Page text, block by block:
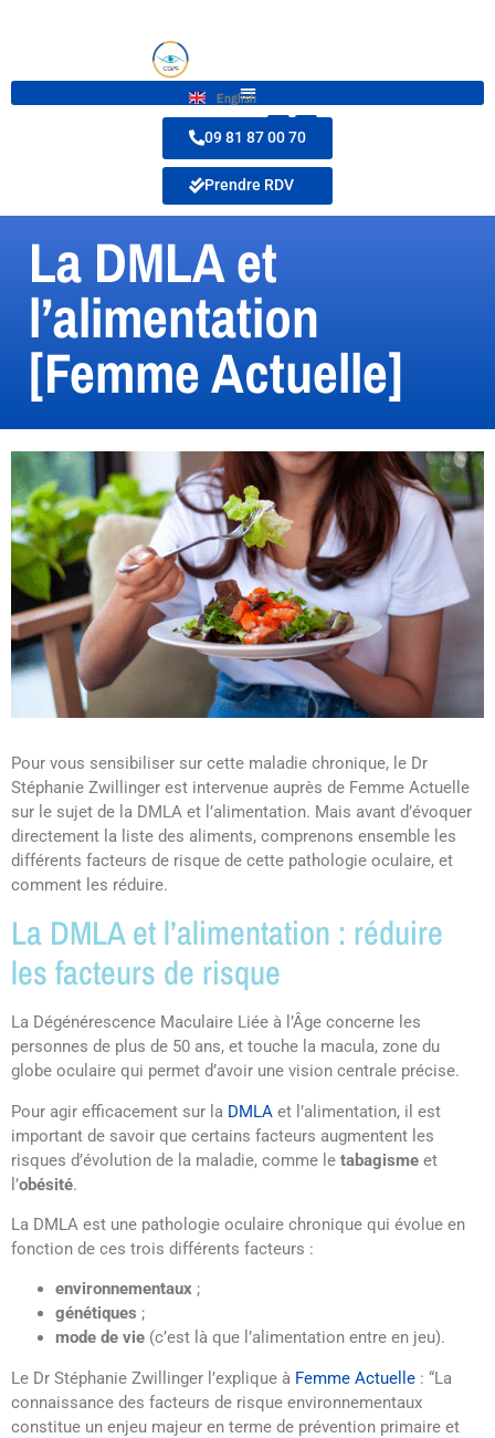
English
09 81 87 00 70
Prendre RDV
La DMLA et
l’alimentation
[Femme Actuelle]
Pour vous sensibiliser sur cette maladie chronique, le Dr
Stéphanie Zwillinger est intervenue auprès de Femme Actuelle
sur le sujet de la DMLA et l’alimentation. Mais avant d’évoquer
directement la liste des aliments, comprenons ensemble les
différents facteurs de risque de cette pathologie oculaire, et
comment les réduire.
La DMLA et l’alimentation : réduire
les facteurs de risque
La Dégénérescence Maculaire Liée à l’Âge concerne les
personnes de plus de 50 ans, et touche la macula, zone du
globe oculaire qui permet d’avoir une vision centrale précise.
Pour agir efficacement sur la DMLA et l’alimentation, il est
important de savoir que certains facteurs augmentent les
risques d’évolution de la maladie, comme le tabagisme et
l’obésité.
La DMLA est une pathologie oculaire chronique qui évolue en
fonction de ces trois différents facteurs :
environnementaux ;
génétiques ;
mode de vie (c’est là que l’alimentation entre en jeu).
Le Dr Stéphanie Zwillinger l’explique à Femme Actuelle : “La
connaissance des facteurs de risque environnementaux
constitue un enjeu majeur en terme de prévention primaire et